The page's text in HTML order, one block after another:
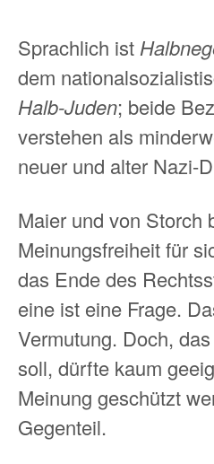
Sprachlich ist
dem
Halb-Juden; beide
verstehen als
neuer und alter Nazi-
Maier und von Storch
Meinungsfreiheit für
das Ende des
eine ist eine Frage.
Vermutung. Doch,
soll, dürfte kaum
Meinung geschützt
Gegenteil.